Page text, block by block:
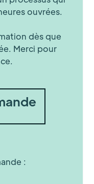
ouvrées.
dès que
Merci pour
: